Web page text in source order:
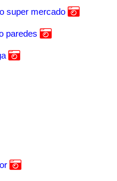
super mercado
paredes